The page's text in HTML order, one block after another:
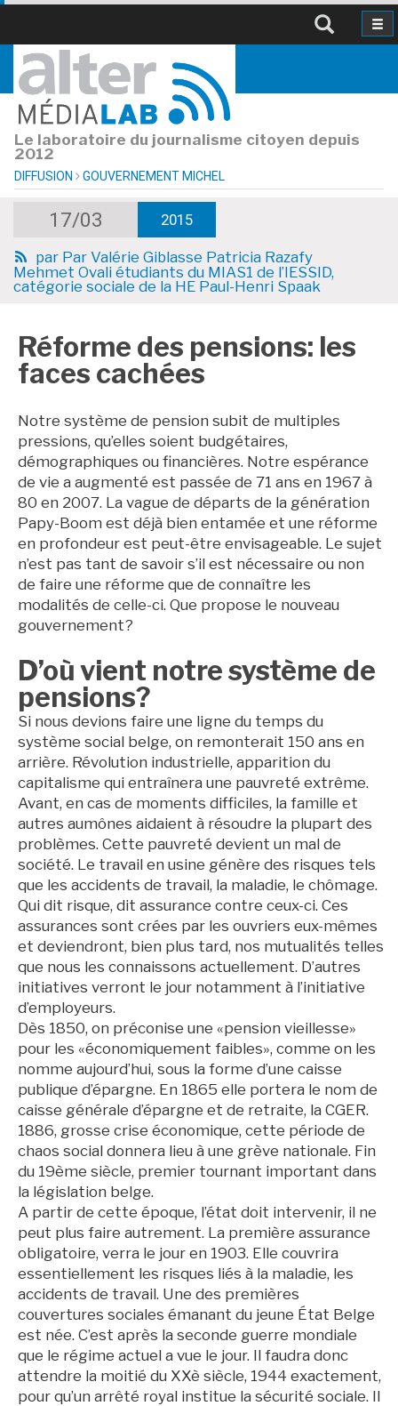
Le laboratoire du journalisme citoyen depuis
2012
DIFFUSION GOUVERNEMENT MICHEL
17/03 2015
par Par Valérie Giblasse Patricia Razafy
Mehmet Ovali étudiants du MIAS1 de l’IESSID,
catégorie sociale de la HE Paul-Henri Spaak
Réforme des pensions: les
faces cachées
Notre système de pension subit de multiples
pressions, qu’elles soient budgétaires,
démographiques ou financières. Notre espérance
de vie a augmenté est passée de 71 ans en 1967 à
80 en 2007. La vague de départs de la génération
Papy-Boom est déjà bien entamée et une réforme
en profondeur est peut-être envisageable. Le sujet
n’est pas tant de savoir s’il est nécessaire ou non
de faire une réforme que de connaître les
modalités de celle-ci. Que propose le nouveau
gouvernement?
D’où vient notre système de
pensions?
Si nous devions faire une ligne du temps du
système social belge, on remonterait 150 ans en
arrière. Révolution industrielle, apparition du
capitalisme qui entraînera une pauvreté extrême.
Avant, en cas de moments difficiles, la famille et
autres aumônes aidaient à résoudre la plupart des
problèmes. Cette pauvreté devient un mal de
société. Le travail en usine génère des risques tels
que les accidents de travail, la maladie, le chômage.
Qui dit risque, dit assurance contre ceux-ci. Ces
assurances sont crées par les ouvriers eux-mêmes
et deviendront, bien plus tard, nos mutualités telles
que nous les connaissons actuellement. D’autres
initiatives verront le jour notamment à l’initiative
d’employeurs.
Dès 1850, on préconise une «pension vieillesse»
pour les «économiquement faibles», comme on les
nomme aujourd’hui, sous la forme d’une caisse
publique d’épargne. En 1865 elle portera le nom de
caisse générale d’épargne et de retraite, la CGER.
1886, grosse crise économique, cette période de
chaos social donnera lieu à une grève nationale. Fin
du 19ème siècle, premier tournant important dans
la législation belge.
A partir de cette époque, l’état doit intervenir, il ne
peut plus faire autrement. La première assurance
obligatoire, verra le jour en 1903. Elle couvrira
essentiellement les risques liés à la maladie, les
accidents de travail. Une des premières
couvertures sociales émanant du jeune État Belge
est née. C’est après la seconde guerre mondiale
que le régime actuel a vue le jour. Il faudra donc
attendre la moitié du XXè siècle, 1944 exactement,
pour qu’un arrêté royal institue la sécurité sociale. Il